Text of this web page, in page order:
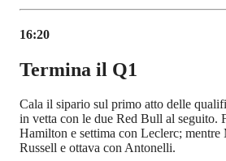
16:20
Termina il Q1
Cala il sipario sul primo atto delle
in vetta con le due Red Bull al seguito.
Hamilton e settima con Leclerc; mentre
Russell e ottava con Antonelli.